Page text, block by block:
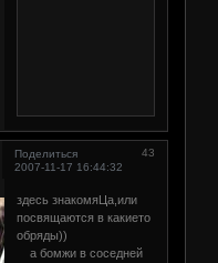
Поделиться
43
2007-11-17 16:44:32
здесь знакомяЦа,или
посвящаются в какието
обряды))
а бомжи в соседней